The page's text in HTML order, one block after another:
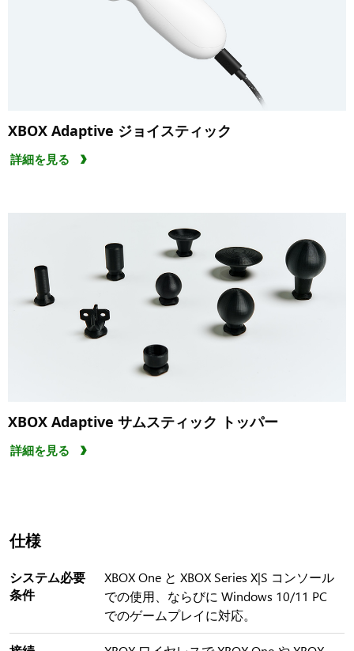
XBOX Adaptive ジョイスティック
詳細を見る
XBOX Adaptive サムスティック トッパー
詳細を見る
仕様
システム必要
条件
XBOX One と XBOX Series X|S コンソール
での使用、ならびに Windows 10/11 PC
でのゲームプレイに対応。